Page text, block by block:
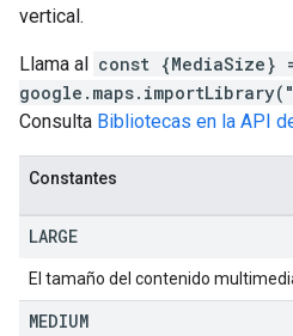
vertical.
Llama al const {MediaSize}
Consulta Bibliotecas en la API
Constantes
LARGE
El tamaño del contenido
MEDIUM